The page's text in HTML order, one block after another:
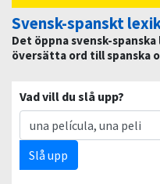
Svensk-spanskt
Det öppna svensk-
översätta ord till spanska
Vad vill du slå upp?
Slå upp